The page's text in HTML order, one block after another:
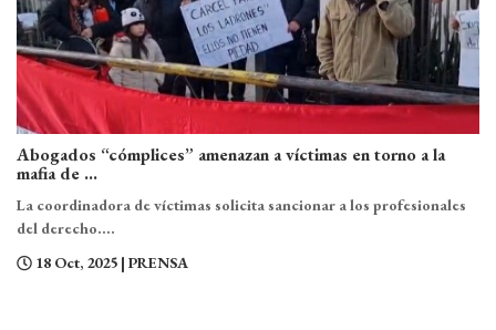
Abogados “cómplices” amenazan a víctimas en torno a la
mafia de ...
La coordinadora de víctimas solicita sancionar a los profesionales
del derecho....
18 Oct, 2025 | PRENSA